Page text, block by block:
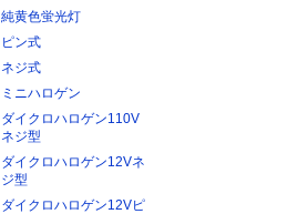
純黄色蛍光灯
ピン式
ネジ式
ミニハロゲン
ダイクロハロゲン110V
ネジ型
ダイクロハロゲン12Vネ
ジ型
ダイクロハロゲン12Vピ